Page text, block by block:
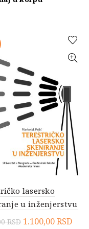
lasersko
u inženjerstvu
RSD Originalna
1.100,00RSD